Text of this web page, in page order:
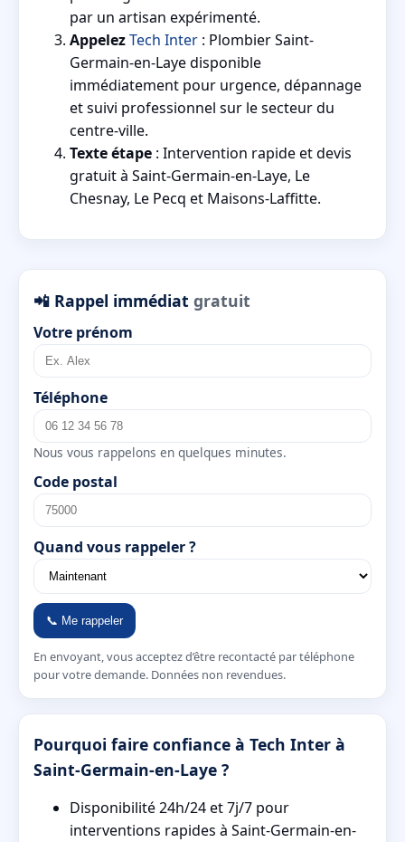
par un artisan expérimenté.
AppelezTech Inter : Plombier Saint-
Germain-en-Laye disponible
immédiatement pour urgence, dépannage
et suivi professionnel sur le secteur du
centre-ville.
Texte étape : Intervention rapide et devis
gratuit à Saint-Germain-en-Laye, Le
Chesnay, Le Pecq et Maisons-Laffitte.
📲 Rappel immédiat gratuit
Votre prénom
Téléphone
Nous vous rappelons en quelques minutes.
Code postal
Quand vous rappeler ?
📞 Me rappeler
En envoyant, vous acceptez d’être recontacté par téléphone
pour votre demande. Données non revendues.
Pourquoi faire confiance à Tech Inter à
Saint-Germain-en-Laye ?
Disponibilité 24h/24 et 7j/7 pour
interventions rapides à Saint-Germain-en-